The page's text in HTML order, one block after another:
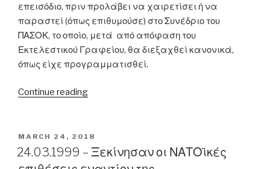
επεισόδιο, πριν προλάβει να χαιρετίσει ή να
παραστεί (όπως επιθυμούσε) στο Συνέδριο του
ΠΑΣΟΚ, το οποίο, μετά από απόφαση του
Εκτελεστικού Γραφείου, θα διεξαχθεί κανονικά,
όπως είχε προγραμματισθεί.
Continue reading“23/06/1996
τα
ξημερώματα
έπαψε
POSTED
ON
MARCH 24, 2018
24.03.1999 – Ξεκίνησαν οι ΝΑΤΟϊκές